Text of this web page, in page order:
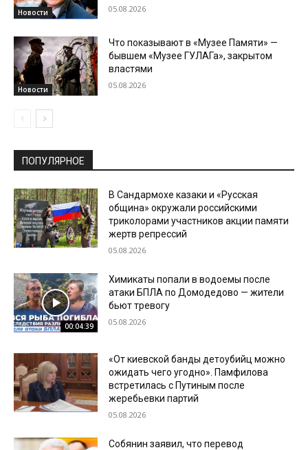
Новости 05.08.2026
Новости
Что показывают в «Музее Памяти» —
бывшем «Музее ГУЛАГа», закрытом
властями
05.08.2026
ПОПУЛЯРНОЕ
В Сандармохе казаки и «Русская
община» окружали российскими
триколорами участников акции памяти
жертв репрессий
05.08.2026
00:04:39
Химикаты попали в водоемы после
атаки БПЛА по Домодедово — жители
бьют тревогу
05.08.2026
«От киевской банды детоубийц можно
ожидать чего угодно». Памфилова
встретилась с Путиным после
жеребьевки партий
05.08.2026
Собянин заявил, что перевод